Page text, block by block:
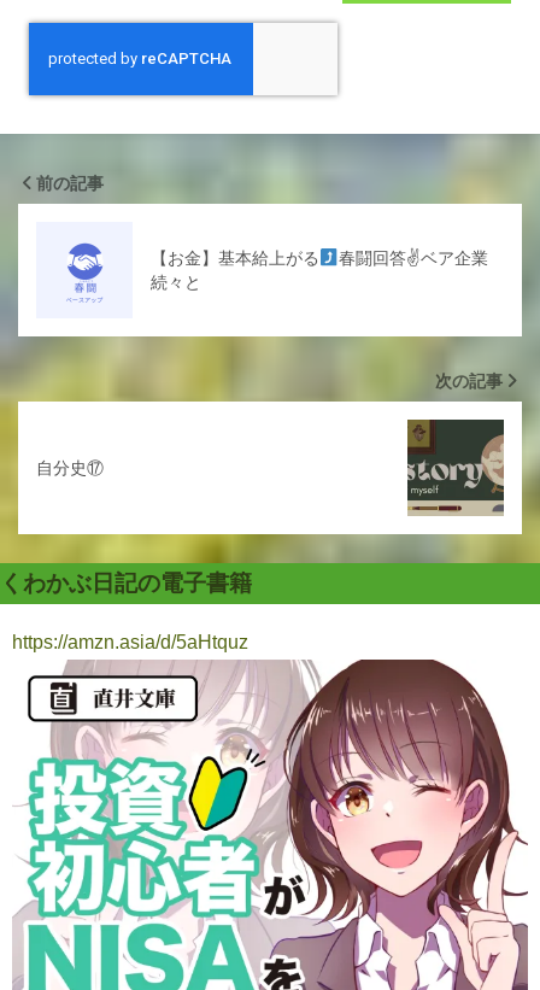
前の記事
【お金】基本給上がる 春闘回答✌ベア企業
続々と
次の記事
自分史⑰
くわかぶ日記の電子書籍
https://amzn.asia/d/5aHtquz